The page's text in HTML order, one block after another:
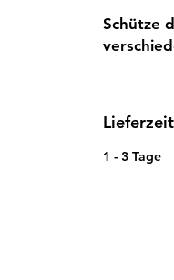
Schütze
Lieferzeit
1 - 3 Tage